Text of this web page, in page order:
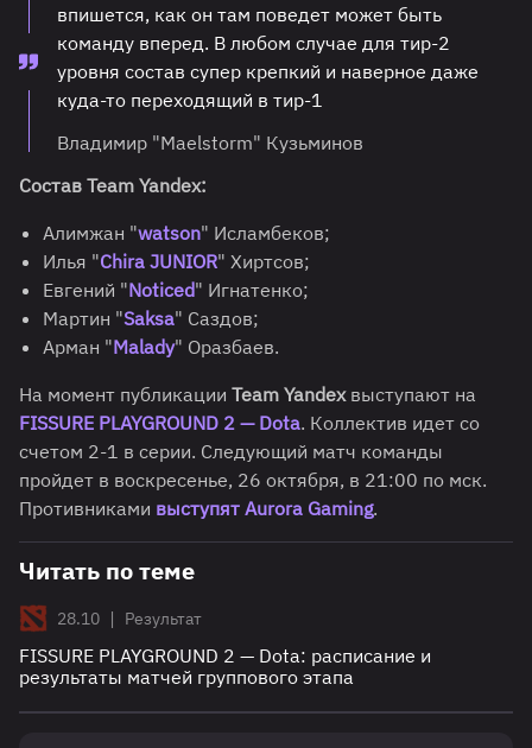
впишется, как он там поведет может быть
команду вперед. В любом случае для тир-2
уровня состав супер крепкий и наверное даже
куда-то переходящий в тир-1
Владимир "Maelstorm" Кузьминов
Состав Team Yandex:
Алимжан "watson" Исламбеков;
Илья "Chira JUNIOR" Хиртсов;
Евгений "Noticed" Игнатенко;
Мартин "Saksa" Саздов;
Арман "Malady" Оразбаев.
На момент публикации Team Yandexвыступают на
FISSURE PLAYGROUND 2 — Dota. Коллектив идет со
счетом 2-1 в серии. Следующий матч команды
пройдет в воскресенье, 26 октября, в 21:00 по мск.
Противниками выступят Aurora Gaming.
Читать по теме
28.10 | Результат
FISSURE PLAYGROUND 2 — Dota: расписание и
результаты матчей группового этапа